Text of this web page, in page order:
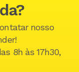
nosso
8h às 17h30,